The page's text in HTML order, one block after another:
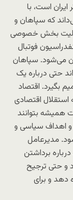
است، با
که سپاهان و
بخش خصوصی
فوتبال
می‌شود. سپاهان
حتی درباره یک
بگیرد. اقتصاد
استقلال اقتصادی
همیشه بتوانند
و اهداف سیاسی و
مدیرعامل
برداشتن
و حتی ترجیح
و برای